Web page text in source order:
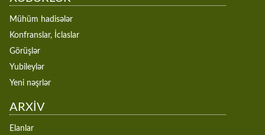
Mühüm hadisələr
Konfranslar, İclaslar
Görüşlər
Yubileylər
Yeni nəşrlər
ARXİV
Elanlar